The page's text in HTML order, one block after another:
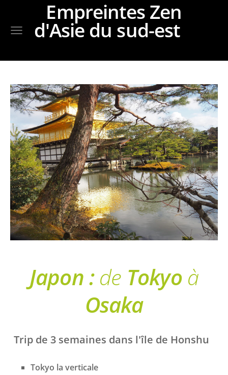
Empreintes Zen
d'Asie du sud-est
Japon :de Tokyo à
Osaka
Trip de 3 semaines dans l'île de Honshu
Tokyo la verticale